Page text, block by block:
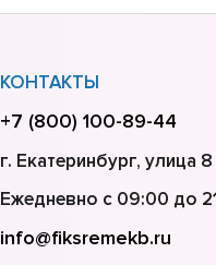
КОНТАКТЫ
+7 (800) 100-89-44
г. Екатеринбург, улица
Ежедневно с 09:00 до
info@fiksremekb.ru